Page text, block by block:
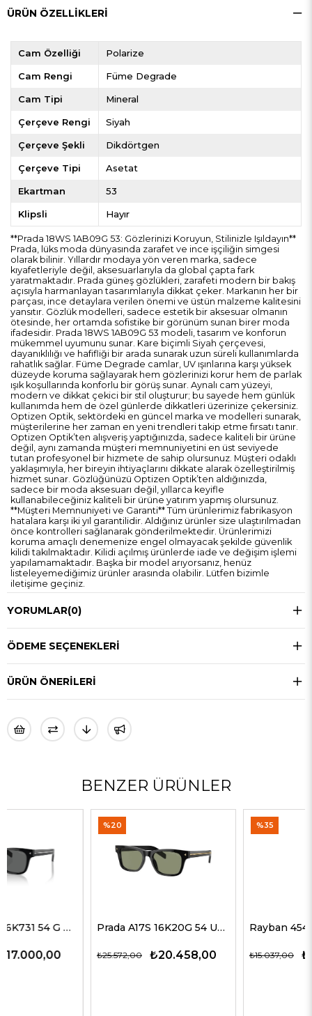
ÜRÜN ÖZELLIKLERI
Cam Özelliği Polarize
Cam Rengi Füme Degrade
Cam Tipi Mineral
Çerçeve Rengi Siyah
Çerçeve Şekli Dikdörtgen
Çerçeve Tipi Asetat
Ekartman 53
Klipsli Hayır
**Prada 18WS 1AB09G 53: Gözlerinizi Koruyun, Stilinizle Işıldayın**
Prada, lüks moda dünyasında zarafet ve ince işçiliğin simgesi
olarak bilinir. Yıllardır modaya yön veren marka, sadece
kıyafetleriyle değil, aksesuarlarıyla da global çapta fark
yaratmaktadır. Prada güneş gözlükleri, zarafeti modern bir bakış
açısıyla harmanlayan tasarımlarıyla dikkat çeker. Markanın her bir
parçası, ince detaylara verilen önemi ve üstün malzeme kalitesini
yansıtır. Gözlük modelleri, sadece estetik bir aksesuar olmanın
ötesinde, her ortamda sofistike bir görünüm sunan birer moda
ifadesidir. Prada 18WS 1AB09G 53 modeli, tasarım ve konforun
mükemmel uyumunu sunar. Kare biçimli Siyah çerçevesi,
dayanıklılığı ve hafifliği bir arada sunarak uzun süreli kullanımlarda
rahatlık sağlar. Füme Degrade camlar, UV ışınlarına karşı yüksek
düzeyde koruma sağlayarak hem gözlerinizi korur hem de parlak
ışık koşullarında konforlu bir görüş sunar. Aynalı cam yüzeyi,
modern ve dikkat çekici bir stil oluşturur; bu sayede hem günlük
kullanımda hem de özel günlerde dikkatleri üzerinize çekersiniz.
Optizen Optik, sektördeki en güncel marka ve modelleri sunarak,
müşterilerine her zaman en yeni trendleri takip etme fırsatı tanır.
Optizen Optik’ten alışveriş yaptığınızda, sadece kaliteli bir ürüne
değil, aynı zamanda müşteri memnuniyetini en üst seviyede
tutan profesyonel bir hizmete de sahip olursunuz. Müşteri odaklı
yaklaşımıyla, her bireyin ihtiyaçlarını dikkate alarak özelleştirilmiş
hizmet sunar. Gözlüğünüzü Optizen Optik’ten aldığınızda,
sadece bir moda aksesuarı değil, yıllarca keyifle
kullanabileceğiniz kaliteli bir ürüne yatırım yapmış olursunuz.
**Müşteri Memnuniyeti ve Garanti** Tüm ürünlerimiz fabrikasyon
hatalara karşı iki yıl garantilidir. Aldığınız ürünler size ulaştırılmadan
önce kontrolleri sağlanarak gönderilmektedir. Ürünlerimizi
koruma amaçlı denemenize engel olmayacak şekilde güvenlik
kilidi takılmaktadır. Kilidi açılmış ürünlerde iade ve değişim işlemi
yapılamamaktadır. Başka bir model arıyorsanız, henüz
listeleyemediğimiz ürünler arasında olabilir. Lütfen bizimle
iletişime geçiniz.
YORUMLAR(0)
ÖDEME SEÇENEKLERI
ÜRÜN ÖNERILERI
BENZER ÜRÜNLER
Prada A17S 16K20G 54 Unisex Güneş Gözlükleri
₺20.458,00
₺25.572,00
Rayban 4547 601/58 60 Erkek Güneş Gözlükleri
₺9.774,00
₺15.037,00